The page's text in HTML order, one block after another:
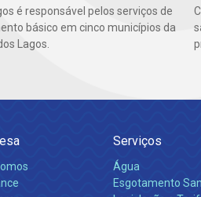
é responsável pelos serviços de
básico em cinco municípios da
Lagos.
Serviços
Água
Esgotamento